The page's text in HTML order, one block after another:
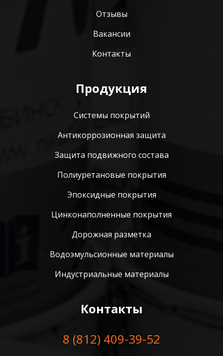
Отзывы
Вакансии
Контакты
Продукция
Системы покрытий
Антикоррозионная защита
Защита подвижного состава
Полиуретановые покрытия
Эпоксидные покрытия
Цинконаполненные покрытия
Дорожная разметка
Водоэмульсионные материалы
Индустриальные материалы
Контакты
8 (812) 409-39-52